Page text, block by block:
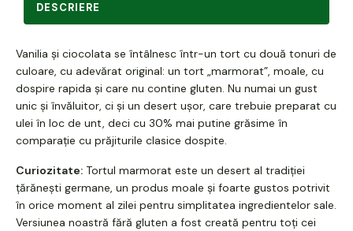
DESCRIERE
Vanilia și ciocolata se întâlnesc într-un tort cu două tonuri de
culoare, cu adevărat original: un tort „marmorat”, moale, cu
dospire rapida și care nu contine gluten. Nu numai un gust
unic și învăluitor, ci și un desert ușor, care trebuie preparat cu
ulei în loc de unt, deci cu 30% mai putine grăsime în
comparație cu prăjiturile clasice dospite.
Curiozitate: Tortul marmorat este un desert al tradiției
țărănești germane, un produs moale și foarte gustos potrivit
în orice moment al zilei pentru simplitatea ingredientelor sale.
Versiunea noastră fără gluten a fost creată pentru toți cei